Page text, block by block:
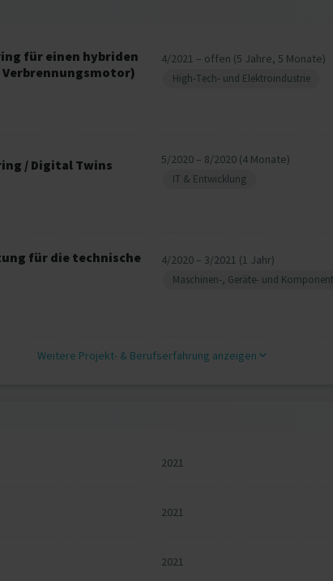
für einen hybriden
4/2021 – offen (5 Jahre, 5 Monate)
High-Tech- und Elektroindustrie
/ Digital Twins 5/2020 – 8/2020 (4 Monate)
IT & Entwicklung
für die technische
4/2020 – 3/2021 (1 Jahr)
Maschinen-, Geräte- und
Weitere Projekt‐ & Berufserfahrung anzeigen
2021
2021
2021